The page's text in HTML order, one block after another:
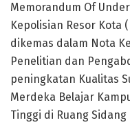
Memorandum Of
Kepolisian Resor Kota
dikemas dalam Nota
Penelitian dan
peningkatan Kualitas
Merdeka Belajar
Tinggi di Ruang Sidang